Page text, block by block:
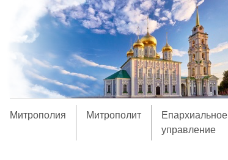
Митрополия Митрополит
Епархиальное
управление